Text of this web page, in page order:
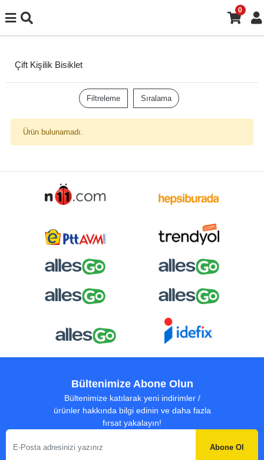
0
Çift Kişilik Bisiklet
Filtreleme Sıralama
Ürün bulunamadı.
Bültenimize Abone Olun
Bültenimize katılarak yeni indirimler /
ürünler hakkında bilgi edinin ve daha fazla
fırsat yakalayın!
Abone Ol